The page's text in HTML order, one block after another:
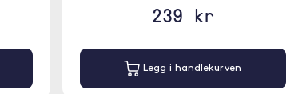
239 kr
Legg i handlekurven